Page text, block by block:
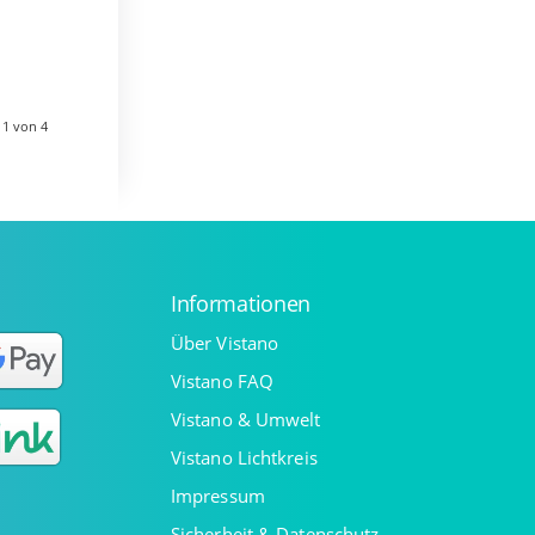
1 von 4
Informationen
Über Vistano
Vistano FAQ
Vistano & Umwelt
Vistano Lichtkreis
Impressum